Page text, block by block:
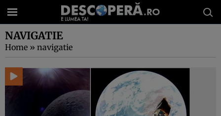
NAVIGATIE
Home » navigatie